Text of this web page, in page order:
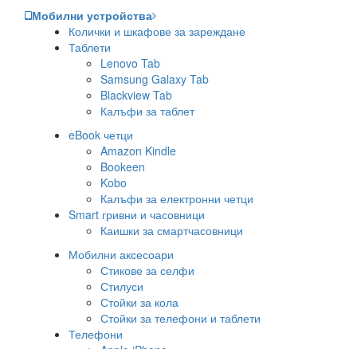
Мобилни устройства
Колички и шкафове за зареждане
Таблети
Lenovo Tab
Samsung Galaxy Tab
Blackview Tab
Калъфи за таблет
eBook четци
Amazon Kindle
Bookeen
Kobo
Калъфи за електронни четци
Smart гривни и часовници
Каишки за смартчасовници
Мобилни аксесоари
Стикове за селфи
Стилуси
Стойки за кола
Стойки за телефони и таблети
Телефони